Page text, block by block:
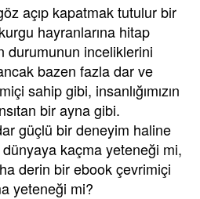
açıp kapatmak tutulur bir
hayranlarına hitap
durumunun inceliklerini
bazen fazla dar ve
sahip gibi, insanlığımızın
bir ayna gibi.
güçlü bir deneyim haline
kaçma yeteneği mi,
derin bir ebook çevrimiçi
yeteneği mi?